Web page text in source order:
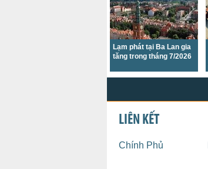
Lạm phát tại Ba Lan gia
tăng trong tháng 7/2026
LIÊN KẾT
Chính Phủ